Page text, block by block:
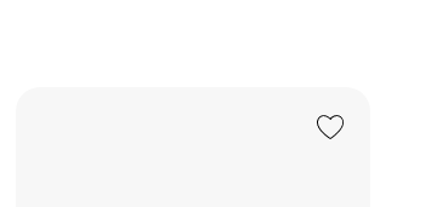
Add to Wishlist